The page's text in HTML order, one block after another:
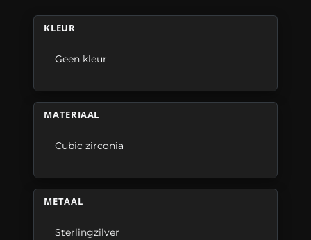
KLEUR
Geen kleur
MATERIAAL
Cubic zirconia
METAAL
Sterlingzilver